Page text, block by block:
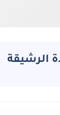
الرشيقة